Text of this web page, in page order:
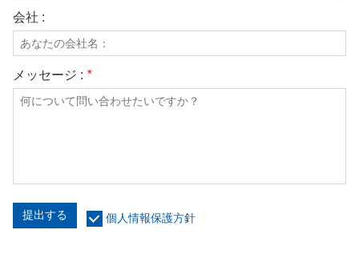
会社 :
メッセージ : *
提出する 個人情報保護方針